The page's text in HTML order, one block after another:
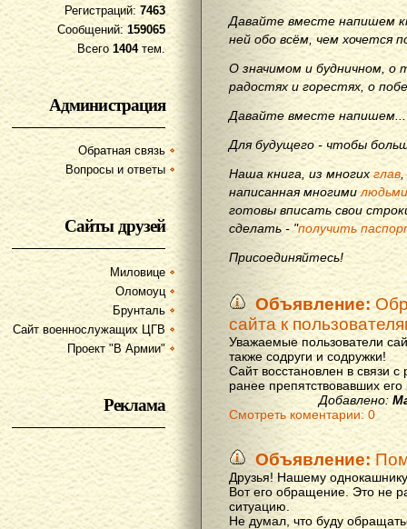
Регистраций: 7463
Сообщений:159065
Всего 1404тем.
Администрация
Обратная связь
Вопросы и ответы
Сайты друзей
Миловице
Оломоуц
Брунталь
Сайт военнослужащих ЦГВ
Проект "В Армии"
Реклама
Давайте вместе напишем
ней обо всём, чем хочется
О значимом и будничном, о
радостях и горестях, о
Давайте вместе напишем...
Для будущего - чтобы
Наша книга, из многихглав
написанная многимилюдьми
готовы вписать свои
сделать - "получить
Присоединяйтесь!
Объявление:
сайта к
Уважаемые пользователи
также содруги и содружки!
Сайт восстановлен в связи
ранее препятствовавших
Добавлено:
Смотреть коментарии: 0
Объявление:
Друзья! Нашему
Вот его обращение. Это не
ситуацию.
Не думал, что буду